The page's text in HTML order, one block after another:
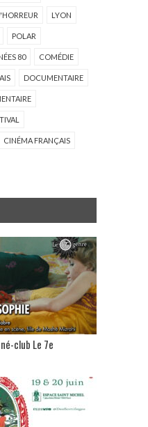
LYON
POLAR
80 COMÉDIE
DOCUMENTAIRE
CINÉMA FRANÇAIS
club Le 7e